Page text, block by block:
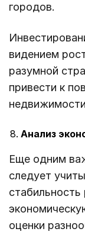
городов.
видением
разумной
привести к
Анализ
Еще одним
следует
оценки